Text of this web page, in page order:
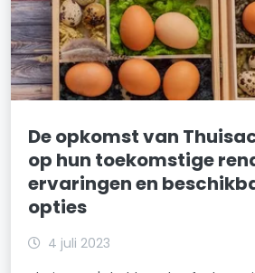
De opkomst van
op hun toekomstige
ervaringen en
opties
4 juli 2023